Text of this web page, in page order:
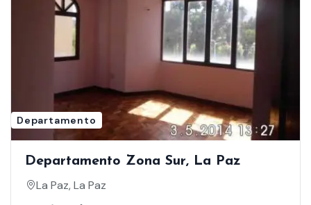
Departamento
Departamento Zona Sur, La Paz
La Paz, La Paz